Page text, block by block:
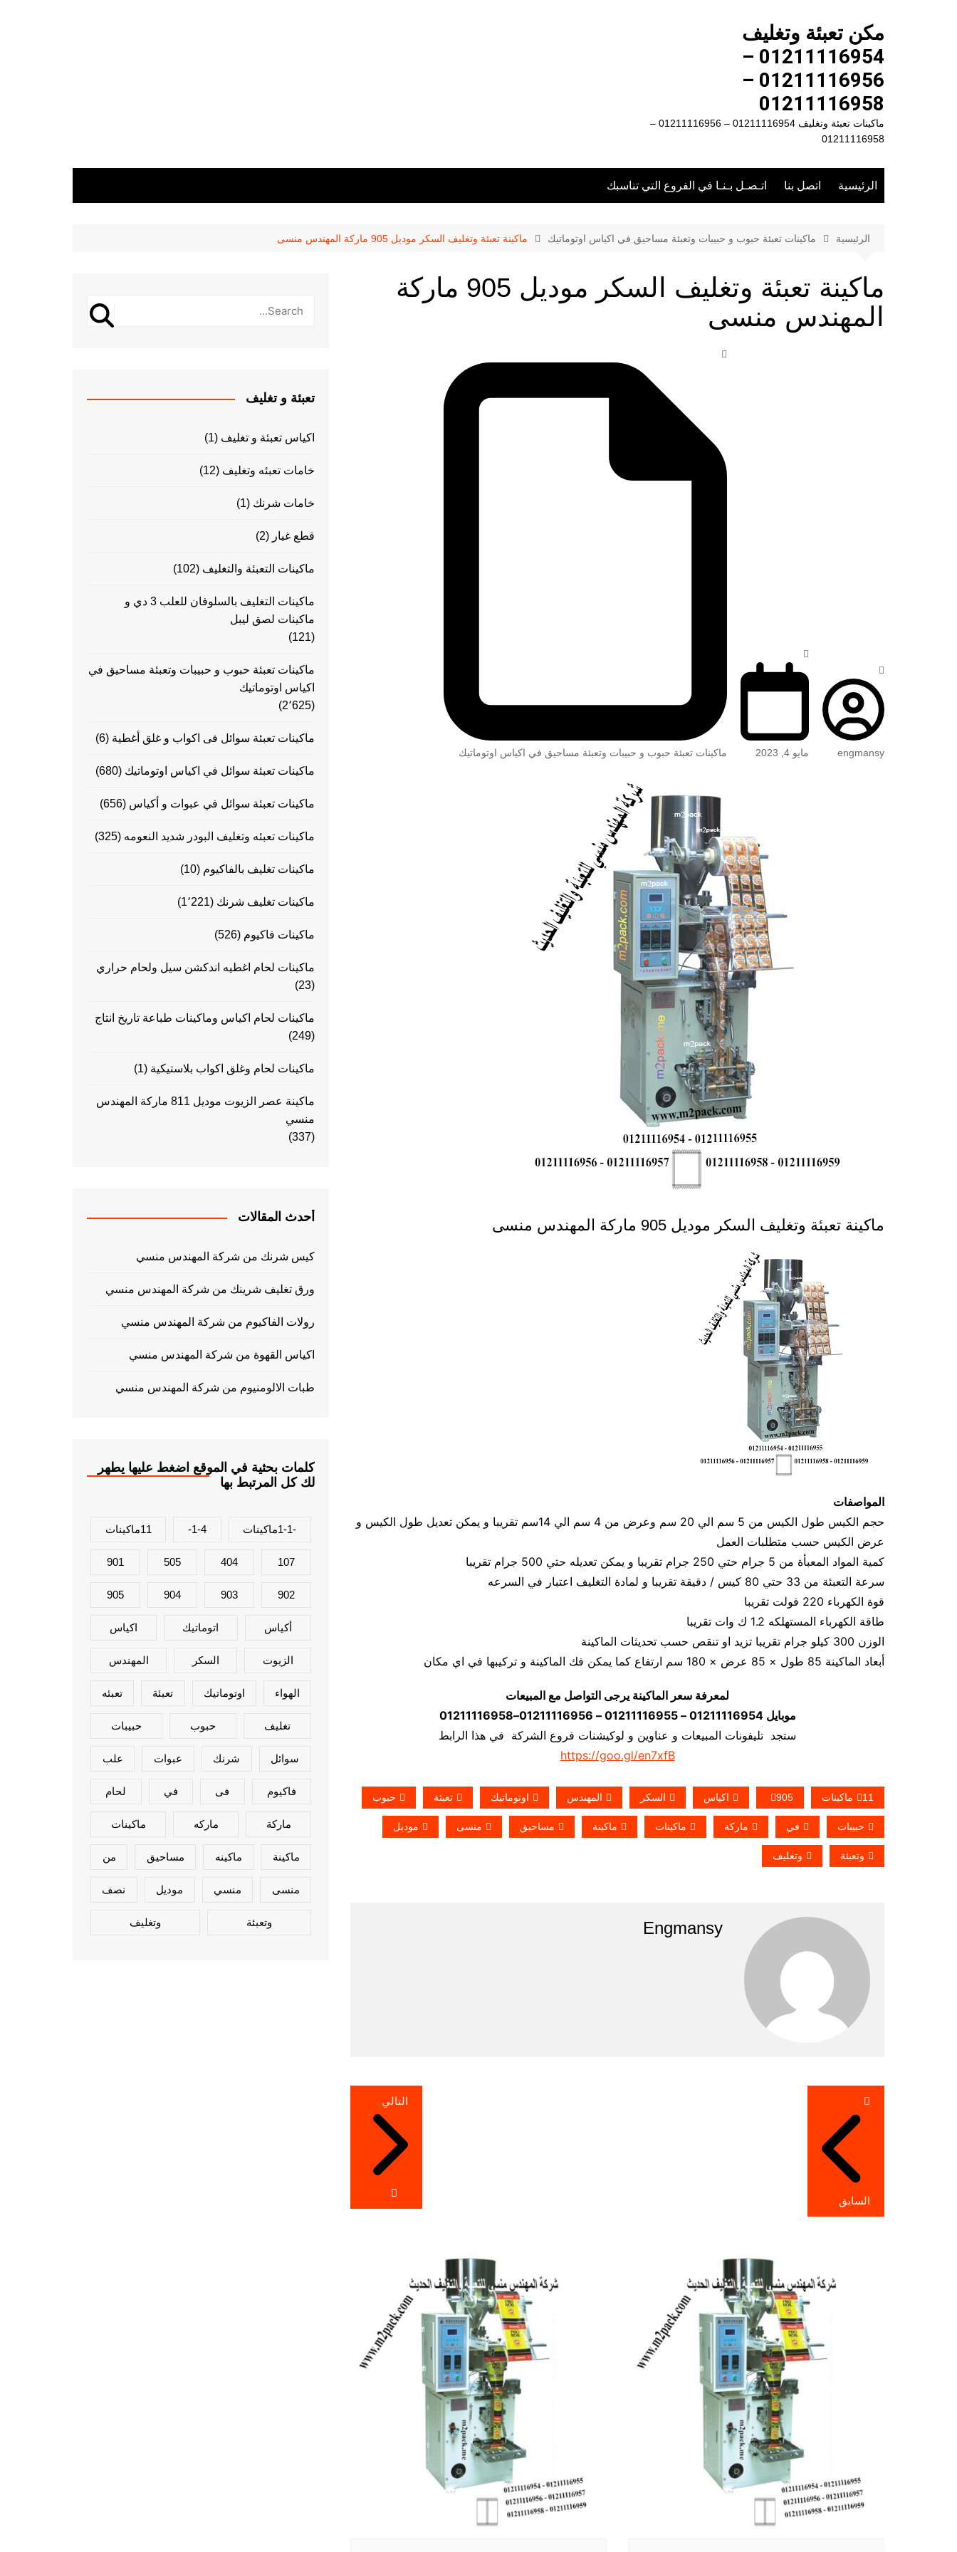
مكن تعبئة وتغليف
01211116954 –
01211116956 –
01211116958
ماكينات تعبئة وتغليف 01211116954 – 01211116956 –
01211116958
الرئيسية اتصل بنا اتـصـل بـنـا في الفروع التي تناسبك
الرئيسية ماكينات تعبئة حبوب و حبيبات وتعبئة مساحيق في اكياس اوتوماتيك ماكينة تعبئة وتغليف السكر موديل 905 ماركة المهندس منسى
ماكينة تعبئة وتغليف السكر موديل 905 ماركة
المهندس منسى
engmansy مايو 4, 2023 ماكينات تعبئة حبوب و حبيبات وتعبئة مساحيق في اكياس اوتوماتيك
ماكينة تعبئة وتغليف السكر موديل 905 ماركة المهندس منسى
المواصفات
حجم الكيس طول الكيس من 5 سم الي 20 سم وعرض من 4 سم الي 14سم تقريبا و يمكن تعديل طول الكيس و
عرض الكيس حسب متطلبات العمل
كمية المواد المعبأة من 5 جرام حتي 250 جرام تقريبا و يمكن تعديله حتي 500 جرام تقريبا
سرعة التعبئة من 33 حتي 80 كيس / دقيقة تقريبا و لمادة التغليف اعتبار في السرعه
قوة الكهرباء 220 فولت تقريبا
طاقة الكهرباء المستهلكه 1.2 ك وات تقريبا
الوزن 300 كيلو جرام تقريبا تزيد او تنقص حسب تحديثات الماكينة
أبعاد الماكينة 85 طول × 85 عرض × 180 سم ارتفاع كما يمكن فك الماكينة و تركيبها في اي مكان
لمعرفة سعر الماكينة يرجى التواصل مع المبيعات
موبايل 01211116954 – 01211116955 – 01211116956–01211116958
ستجد تليفونات المبيعات و عناوين و لوكيشنات فروع الشركة في هذا الرابط
https://goo.gl/en7xfB
11ماكينات 905 اكياس السكر المهندس اوتوماتيك تعبئة حبوب
حبيبات في ماركة ماكينات ماكينة مساحيق منسى موديل
وتعبئة وتغليف
Engmansy
تصفّح
المقالات
السابق
التالي
تعبئة و تغليف
اكياس تعبئة و تغليف (1)
خامات تعبئه وتغليف (12)
خامات شرنك (1)
قطع غيار (2)
ماكينات التعبئة والتغليف (102)
ماكينات التغليف بالسلوفان للعلب 3 دي و
ماكينات لصق ليبل
(121)
ماكينات تعبئة حبوب و حبيبات وتعبئة مساحيق في
اكياس اوتوماتيك
(2٬625)
ماكينات تعبئة سوائل فى اكواب و غلق أغطية (6)
ماكينات تعبئة سوائل في اكياس اوتوماتيك (680)
ماكينات تعبئة سوائل في عبوات و أكياس (656)
ماكينات تعبئه وتغليف البودر شديد النعومه (325)
ماكينات تغليف بالفاكيوم (10)
ماكينات تغليف شرنك (1٬221)
ماكينات فاكيوم (526)
ماكينات لحام اغطيه اندكشن سيل ولحام حراري
(23)
ماكينات لحام اكياس وماكينات طباعة تاريخ انتاج
(249)
ماكينات لحام وغلق اكواب بلاستيكية (1)
ماكينة عصر الزيوت موديل 811 ماركة المهندس
منسي
(337)
أحدث المقالات
كيس شرنك من شركة المهندس منسي
ورق تغليف شرينك من شركة المهندس منسي
رولات الفاكيوم من شركة المهندس منسي
اكياس القهوة من شركة المهندس منسي
طبات الالومنيوم من شركة المهندس منسي
كلمات بحثية في الموقع اضغط عليها يطهر
لك كل المرتبط بها
-1-1ماكينات 1-4- 11ماكينات
107
404
505
901
902
903
904
905
أكياس اتوماتيك اكياس
الزيوت السكر المهندس
الهواء اوتوماتيك تعبئة تعبئه
تغليف حبوب حبيبات
سوائل شرنك عبوات علب
فاكيوم فى في لحام
ماركة ماركه ماكينات
ماكينة ماكينه مساحيق من
منسى منسي موديل نصف
وتعبئة وتغليف